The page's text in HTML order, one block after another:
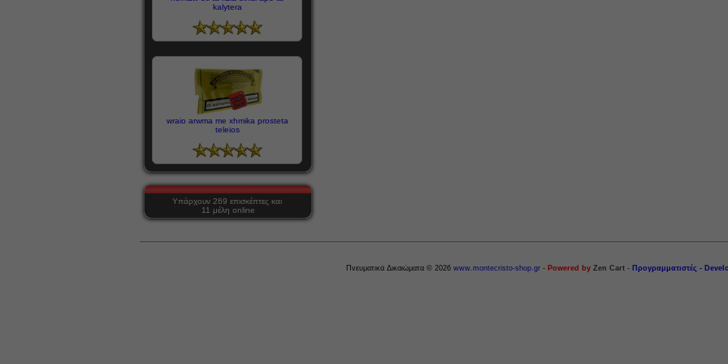
kalytera
wraio arwma me xhmika prosteta
teleios
Υπάρχουν 269 επισκέπτες και
11 μέλη online
Πνευματικά Δικαιώματα © 2026 www.montecristo-shop.gr - Powered by Zen Cart - Προγραμματιστές -